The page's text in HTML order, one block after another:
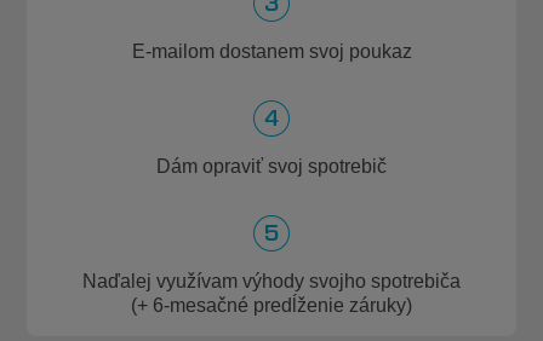
E-mailom dostanem svoj poukaz
Dám opraviť svoj spotrebič
Naďalej využívam výhody svojho spotrebiča
(+ 6-mesačné predĺženie záruky)